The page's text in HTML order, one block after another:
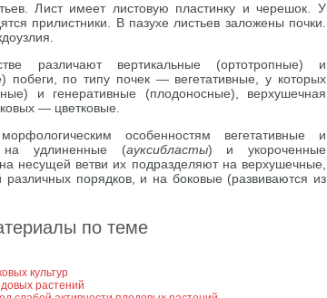
Лист имеет листовую пластинку и черешок. У
прилистники. В пазухе листьев заложены почки.
различают вертикальные (ортотропные) и
побеги, по типу почек — вегетативные, у которых
и генеративные (плодоносные), верхушечная
— цветковые.
особенностям вегетативные и
на удлиненные (ауксибласты) и укороченные
несущей ветви их подразделяют на верхушечные,
порядков, и на боковые (развиваются из
по теме
культур
растений